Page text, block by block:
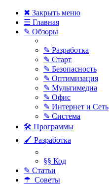
✖ Закрыть меню
☰ Главная
✎ Обзоры
✎ Разработка
✎ Старт
✎ Безопасность
✎ Оптимизация
✎ Мультимедиа
✎ Офис
✎ Интернет и Сеть
✎ Система
🛠 Программы
🖌 Разработка
§§ Код
✎ Статьи
☂ Советы